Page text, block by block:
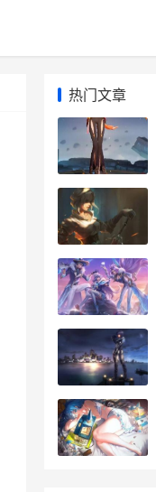
热门文章